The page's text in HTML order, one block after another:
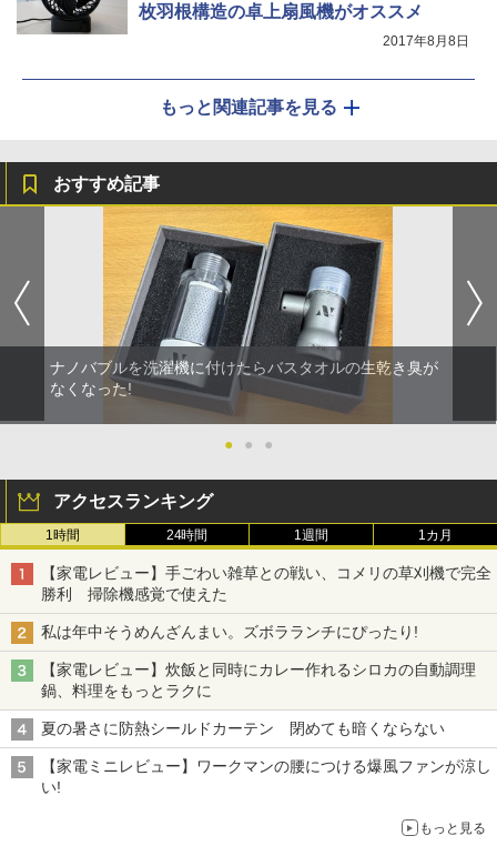
枚羽根構造の卓上扇風機がオススメ
2017年8月8日
もっと関連記事を見る
おすすめ記事
ナノバブルを洗濯機に付けたらバスタオルの生乾き臭が
なくなった!
● ● ●
アクセスランキング
1時間 24時間 1週間 1カ月
【家電レビュー】手ごわい雑草との戦い、コメリの草刈機で完全
勝利 掃除機感覚で使えた
私は年中そうめんざんまい。ズボラランチにぴったり!
【家電レビュー】炊飯と同時にカレー作れるシロカの自動調理
鍋、料理をもっとラクに
夏の暑さに防熱シールドカーテン 閉めても暗くならない
【家電ミニレビュー】ワークマンの腰につける爆風ファンが涼し
い!
もっと見る